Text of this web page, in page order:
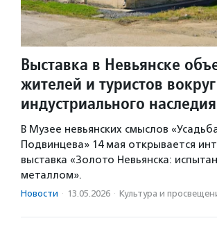
Выставка в Невьянске
жителей и туристов вокруг
индустриального наследия
В Музее невьянских смыслов
Подвинцева» 14 мая открывается
выставка «Золото Невьянска:
металлом».
Новости · 13.05.2026 · Культура и